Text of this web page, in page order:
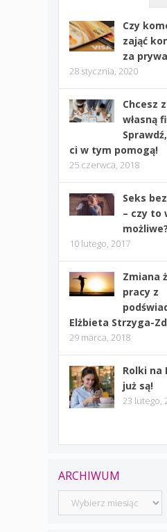
Czy
zająć
za
28 stycznia, 2020
Chcesz
własną
ci w tym pomogą!
25 czerwca, 2018
Seks
– czy to
możliwe?
10 lutego, 2017
Zmiana
pracy z
Elżbieta Strzyga-
29 marca, 2018
Rolki na
już są!
23 lutego,
ARCHIWUM
Archiwum